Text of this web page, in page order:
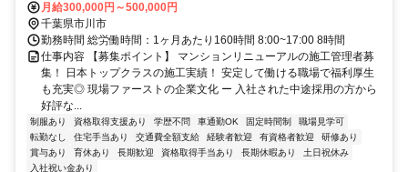
月給300,000円～500,000円
千葉県市川市
勤務時間 総労働時間：1ヶ月あたり160時間 8:00~17:00 8時間
仕事内容 【募集ポイント】 マンションリニューアルの施工管理者募
集！ 日本トップクラスの施工実績！ 安定して働ける職場で福利厚生
も充実◎ 現場ファーストの企業文化 ー 入社された中途採用の方から
好評な...
制服あり 資格取得支援あり 学歴不問 車通勤OK 固定時間制
職場見学可
転勤なし
住宅手当あり 交通費全額支給 経験者歓迎 有資格者歓迎
研修あり
賞与あり
育休あり 長期歓迎 資格取得手当あり 長期休暇あり
土日祝休み
入社祝い金あり